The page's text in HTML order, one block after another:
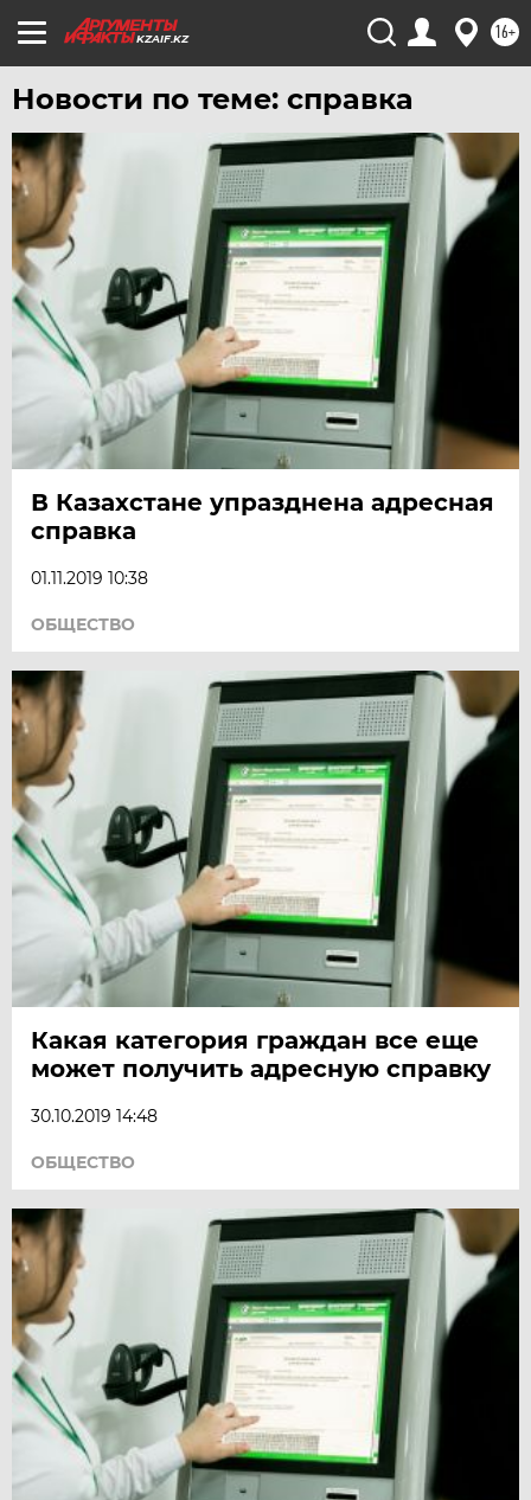
KZAIF.KZ 16+
Новости по теме: справка
В Казахстане упразднена адресная
справка
01.11.2019 10:38
ОБЩЕСТВО
Какая категория граждан все еще
может получить адресную справку
30.10.2019 14:48
ОБЩЕСТВО